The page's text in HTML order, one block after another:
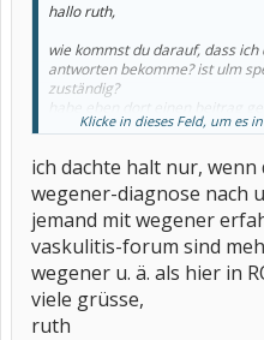
hallo ruth,
wie kommst du darauf, dass
antworten bekomme? ist ulm
zuständig?
habe eben dort einen beitrag
christi
Klicke in dieses Feld, um es
ich dachte halt nur,
wegener-diagnose nach
jemand mit wegener
vaskulitis-forum sind
wegener u. ä. als hier in
viele grüsse,
ruth